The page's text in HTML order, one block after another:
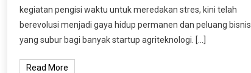
kegiatan pengisi waktu untuk meredakan stres, kini telah
berevolusi menjadi gaya hidup permanen dan peluang bisnis
yang subur bagi banyak startup agriteknologi. […]
Read More